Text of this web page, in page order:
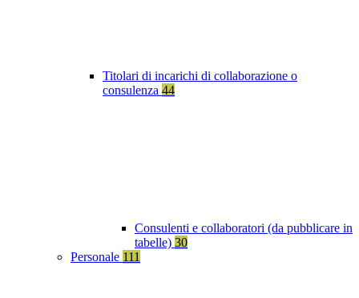
Titolari di incarichi di collaborazione o
consulenza 44
Consulenti e collaboratori (da pubblicare in
tabelle) 30
Personale 111